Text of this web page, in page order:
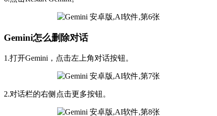
Gemini怎么删除对话
1.打开Gemini，点击左上角对话按钮。
2.对话栏的右侧点击更多按钮。